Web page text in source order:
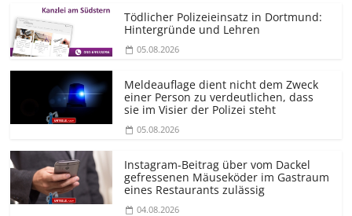
Tödlicher Polizeieinsatz in Dortmund:
Hintergründe und Lehren
05.08.2026
Meldeauflage dient nicht dem Zweck
einer Person zu verdeutlichen, dass
sie im Visier der Polizei steht
05.08.2026
Instagram-Beitrag über vom Dackel
gefressenen Mäuseköder im Gastraum
eines Restaurants zulässig
04.08.2026